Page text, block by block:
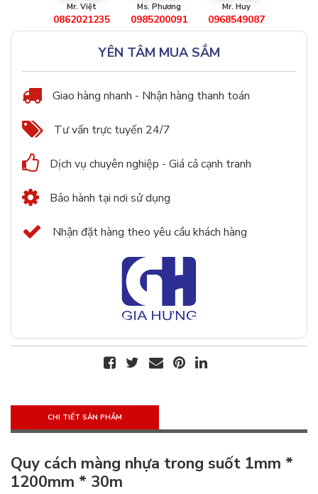
Mr. Việt
0862021235
Ms. Phương
0985200091
Mr. Huy
0968549087
YÊN TÂM MUA SẮM
Giao hàng nhanh - Nhận hàng thanh toán
Tư vấn trực tuyến 24/7
Dịch vụ chuyên nghiệp - Giá cả cạnh tranh
Bảo hành tại nơi sử dụng
Nhận đặt hàng theo yêu cầu khách hàng
CHI TIẾT SẢN PHẨM
Quy cách màng nhựa trong suốt 1mm *
1200mm * 30m